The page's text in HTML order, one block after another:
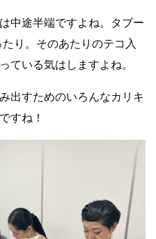
中途半端ですよね。タブー
り。そのあたりのテコ入
ている気はしますよね。
出すためのいろんなカリキ
すね！